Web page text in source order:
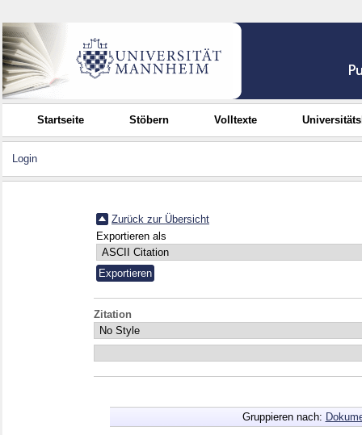
Startseite Stöbern Volltexte
Login
Zurück zur Übersicht
Exportieren als
Zitation
Gruppieren nach: